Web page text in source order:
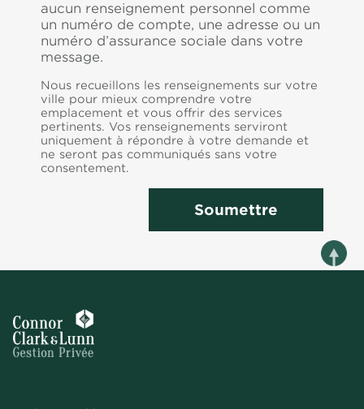
aucun renseignement personnel comme
un numéro de compte, une adresse ou un
numéro d’assurance sociale dans votre
message.
Nous recueillons les renseignements sur votre
ville pour mieux comprendre votre
emplacement et vous offrir des services
pertinents. Vos renseignements serviront
uniquement à répondre à votre demande et
ne seront pas communiqués sans votre
consentement.
Soumettre